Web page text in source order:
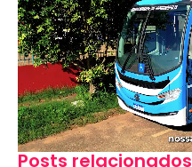
Posts relacionados